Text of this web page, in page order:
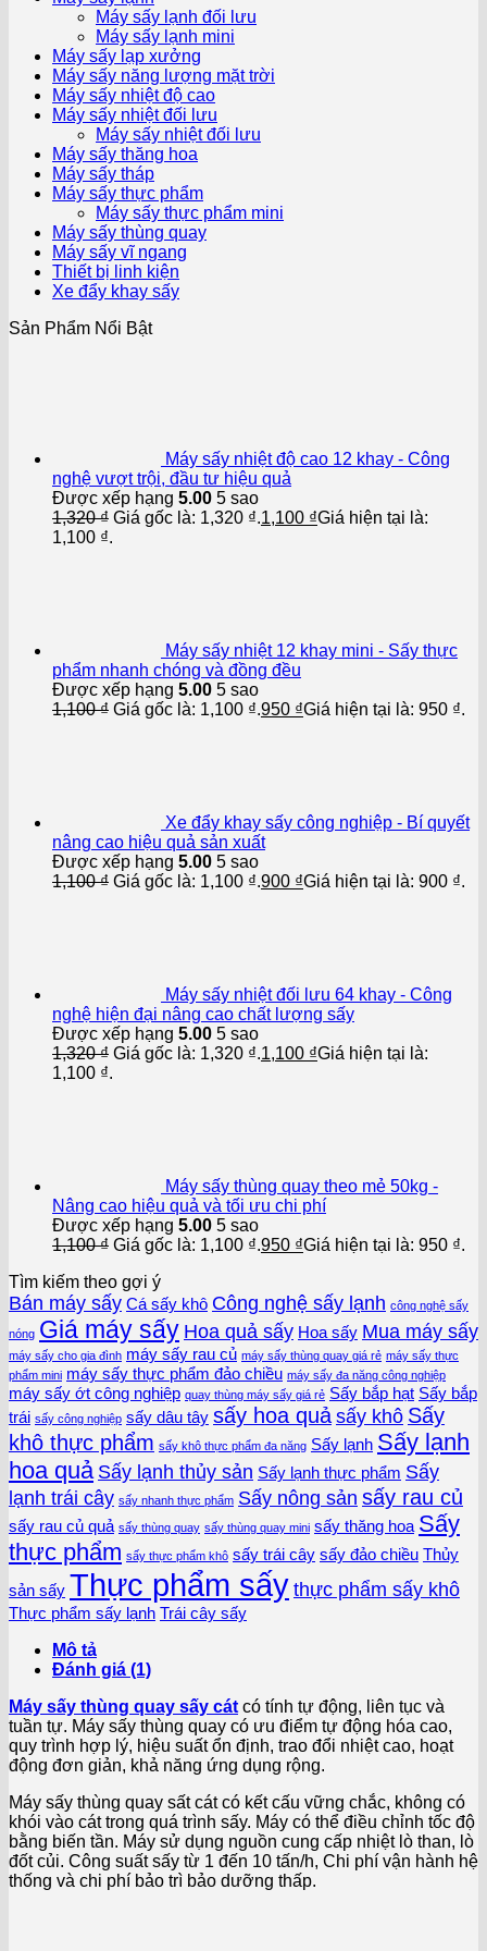
Máy sấy lạnh đối lưu
Máy sấy lạnh mini
Máy sấy lạp xưởng
Máy sấy năng lượng mặt trời
Máy sấy nhiệt độ cao
Máy sấy nhiệt đối lưu
Máy sấy nhiệt đối lưu
Máy sấy thăng hoa
Máy sấy tháp
Máy sấy thực phẩm
Máy sấy thực phẩm mini
Máy sấy thùng quay
Máy sấy vĩ ngang
Thiết bị linh kiện
Xe đẩy khay sấy
Sản Phẩm Nổi Bật
Máy sấy nhiệt độ cao 12 khay - Công
nghệ vượt trội, đầu tư hiệu quả
Được xếp hạng 5.00 5 sao
1,320₫ Giá gốc là: 1,320 ₫.1,100 ₫Giá hiện tại là:
1,100 ₫.
Máy sấy nhiệt 12 khay mini - Sấy thực
phẩm nhanh chóng và đồng đều
Được xếp hạng 5.00 5 sao
1,100₫ Giá gốc là: 1,100 ₫.950 ₫Giá hiện tại là: 950 ₫.
Xe đẩy khay sấy công nghiệp - Bí quyết
nâng cao hiệu quả sản xuất
Được xếp hạng 5.00 5 sao
1,100₫ Giá gốc là: 1,100 ₫.900 ₫Giá hiện tại là: 900 ₫.
Máy sấy nhiệt đối lưu 64 khay - Công
nghệ hiện đại nâng cao chất lượng sấy
Được xếp hạng 5.00 5 sao
1,320₫ Giá gốc là: 1,320 ₫.1,100 ₫Giá hiện tại là:
1,100 ₫.
Máy sấy thùng quay theo mẻ 50kg -
Nâng cao hiệu quả và tối ưu chi phí
Được xếp hạng 5.00 5 sao
1,100₫ Giá gốc là: 1,100 ₫.950 ₫Giá hiện tại là: 950 ₫.
Tìm kiếm theo gợi ý
Bán máy sấy Cá sấy khô Công nghệ sấy lạnh công nghệ sấy
nóng Giá máy sấy Hoa quả sấy Hoa sấy Mua máy sấy
máy sấy cho gia đình máy sấy rau củ máy sấy thùng quay giá rẻ máy sấy thực
phẩm mini máy sấy thực phẩm đảo chiều máy sấy đa năng công nghiệp
máy sấy ớt công nghiệp quay thùng máy sấy giá rẻ Sấy bắp hạt Sấy bắp
trái sấy công nghiệp sấy dâu tây sấy hoa quả sấy khô Sấy
khô thực phẩm sấy khô thực phẩm đa năng Sấy lạnh Sấy lạnh
hoa quả Sấy lạnh thủy sản Sấy lạnh thực phẩm Sấy
lạnh trái cây sấy nhanh thực phẩm Sấy nông sản sấy rau củ
sấy rau củ quả sấy thùng quay sấy thùng quay mini sấy thăng hoa Sấy
thực phẩm sấy thực phẩm khô sấy trái cây sấy đảo chiều Thủy
sản sấy Thực phẩm sấy thực phẩm sấy khô
Thực phẩm sấy lạnh Trái cây sấy
Mô tả
Đánh giá (1)
Máy sấy thùng quay sấy cát có tính tự động, liên tục và
tuần tự. Máy sấy thùng quay có ưu điểm tự động hóa cao,
quy trình hợp lý, hiệu suất ổn định, trao đổi nhiệt cao, hoạt
động đơn giản, khả năng ứng dụng rộng.
Máy sấy thùng quay sất cát có kết cấu vững chắc, không có
khói vào cát trong quá trình sấy. Máy có thể điều chỉnh tốc độ
bằng biến tần. Máy sử dụng nguồn cung cấp nhiệt lò than, lò
đốt củi. Công suất sấy từ 1 đến 10 tấn/h, Chi phí vận hành hệ
thống và chi phí bảo trì bảo dưỡng thấp.